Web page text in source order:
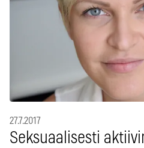
27.7.2017
Seksuaalisesti